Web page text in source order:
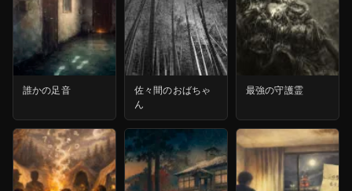
誰かの足音
佐々間のおばちゃ
ん
最強の守護霊